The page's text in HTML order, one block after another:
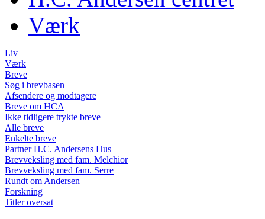
Værk
Liv
Værk
Breve
Søg i brevbasen
Afsendere og modtagere
Breve om HCA
Ikke tidligere trykte breve
Alle breve
Enkelte breve
Partner H.C. Andersens Hus
Brevveksling med fam. Melchior
Brevveksling med fam. Serre
Rundt om Andersen
Forskning
Titler oversat